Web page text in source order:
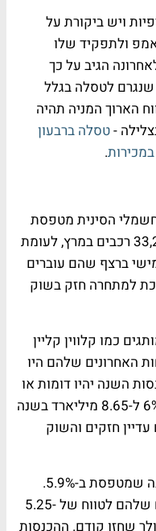
ויש ביקורת על
ולתפקיד שלו
הגיב על כך
לטסלה בגלל
הארוך המניה תהיה
-טסלה ברבעון
.
הסינית מטפסת
ב-4.3%. מנהליה דיווחו שמסרו 33,205 רכבים במרץ, לעומת
ברצף שהם עוברים
הופכת למתחרה חזק בשוק
כמו קלווין קליין
מזנקת ב-15%. הדוחות האחרונים שלהם היו
השנה יהיו דומות או
קצת יותר גבוהות, אחרי ירידה של 6% ל-8.65 מיליארד בשנה
חזקים והשוק
Progress Software – חברת תוכנה שמטפסת ב-5.9%.
המנהלים עדכנו את תחזית הרווחים שלהם לטווח של 5.25-
דולר למניה, לעומת 5-5.12 דולר שחזו קודם. ההכנסות